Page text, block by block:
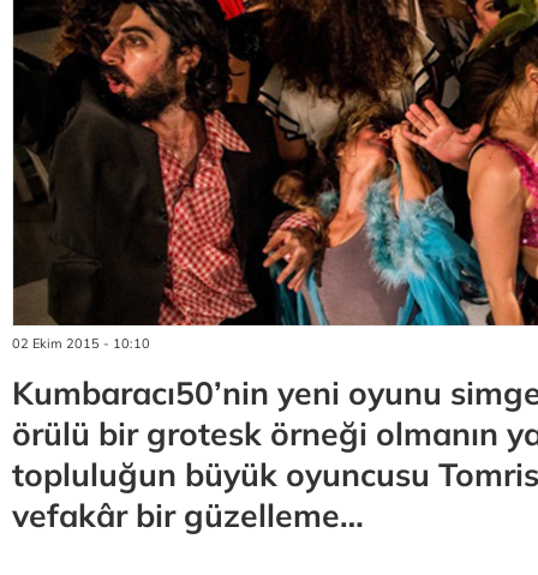
02 Ekim 2015 - 10:10
Kumbaracı50’nin yeni oyunu
örülü bir grotesk örneği olmanın
topluluğun büyük oyuncusu
vefakâr bir güzelleme…